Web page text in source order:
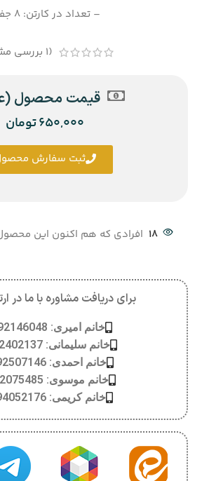
18 افرادی که هم اکنون این محصول
برای دریافت مشاوره با ما در
خانم امیری: 09192146048
خانم سلیمانی: 09192402137
خانم احمدی: 09192507146
خانم موسوی: 09192075485
خانم کریمی: 09194052176
– تعداد در کارتن: 8 جفت
(
1 بررسی
قیمت محصول
650,000تومان
ثبت سفارش